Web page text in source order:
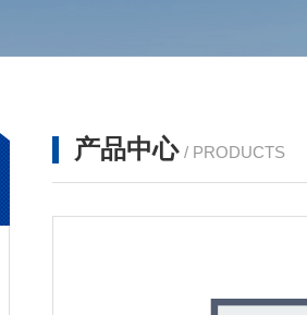
产品中心 / PRODUCTS